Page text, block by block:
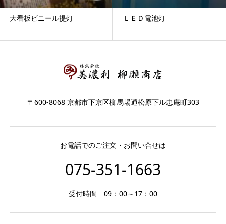
大看板ビニール提灯 ＬＥＤ電池灯
〒600-8068 京都市下京区柳馬場通松原下ル忠庵町303
お電話でのご注文・お問い合せは
075-351-1663
受付時間 09：00～17：00